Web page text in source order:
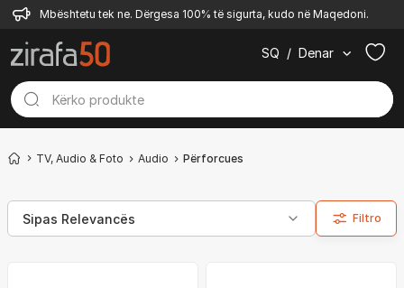
Mbështetu tek ne. Dërgesa 100% të sigurta, kudo në Maqedoni.
SQ / Denar
TV, Audio & Foto Audio Përforcues
Filtro